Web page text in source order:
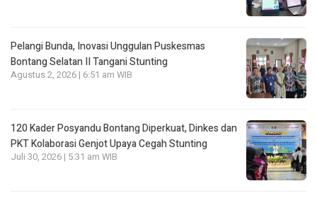
Pelangi Bunda, Inovasi Unggulan Puskesmas
Bontang Selatan II Tangani Stunting
Agustus 2, 2026 | 6:51 am WIB
120 Kader Posyandu Bontang Diperkuat, Dinkes dan
PKT Kolaborasi Genjot Upaya Cegah Stunting
Juli 30, 2026 | 5:31 am WIB